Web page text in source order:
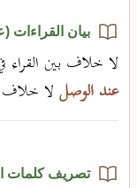
بيان
لا خلاف بين القراء
عند الوصللا خلاف
تصريف كلمات